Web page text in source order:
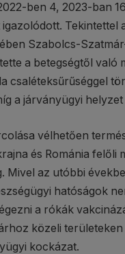
ben 4, 2023-ban
igazolódott. Tekintettel
Szabolcs-
a betegségtől való
csaléteksűrűséggel
a járványügyi helyzet
vélhetően
és Románia felőli
Mivel az utóbbi
hatóságok
a rókák
közeli
kockázat.